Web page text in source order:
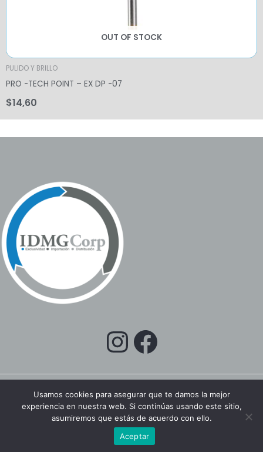
OUT OF STOCK
PULIDO Y BRILLO
PRO -TECH POINT – EX DP -07
$14,60
Copyright © 2026 IDMGCORP EC
Usamos cookies para asegurar que te damos la mejor
experiencia en nuestra web. Si continúas usando este sitio,
asumiremos que estás de acuerdo con ello.
Aceptar